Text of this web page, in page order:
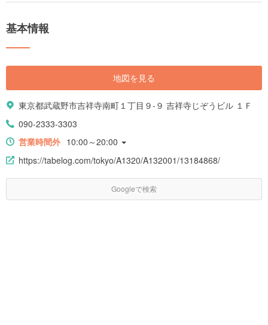
基本情報
地図を見る
東京都武蔵野市吉祥寺南町１丁目９-９ 吉祥寺じぞうビル １Ｆ
090-2333-3303
営業時間外 10:00～20:00
https://tabelog.com/tokyo/A1320/A132001/13184868/
Googleで検索